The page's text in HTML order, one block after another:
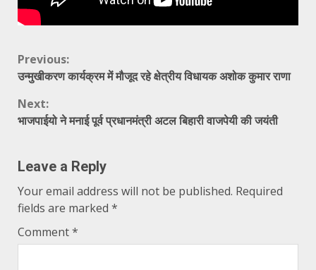
Continue
Reading
Previous:
उन्मुखीकरण कार्यक्रम में मौजूद रहे क्षेत्रीय विधायक अशोक कुमार राणा
Next:
भाजपाईयो ने मनाई पूर्व प्रधानमंत्री अटल बिहारी वाजपेयी की जयंती
Leave a Reply
Your email address will not be published. Required
fields are marked *
Comment*